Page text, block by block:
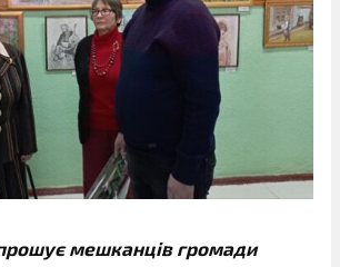
мешканців громади